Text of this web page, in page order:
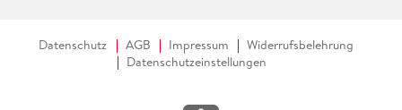
Datenschutz AGB Impressum
Widerrufsbelehrung
Datenschutzeinstellungen